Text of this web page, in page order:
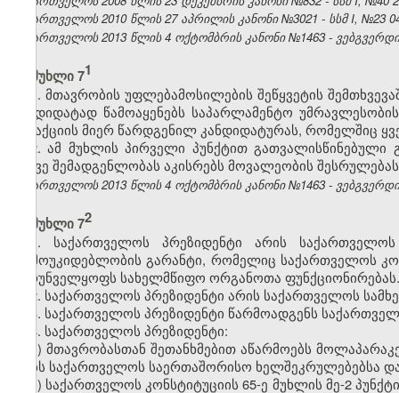
საქართველოს 2010 წლის 27 აპრილის კანონი №3021 - სსმ I, №23
საქართველოს 2013 წლის 4 ოქტომბრის კანონი №1463 -
მუხლი 7​1
1. მთავრობის უფლებამოსილების შეწყვეტის
კანდიდატად წამოაყენებს საპარლამენტო
ფრაქციის მიერ წარდგენილ კანდიდატურას, რომელშიც
2. ამ მუხლის პირველი პუნქტით გათვალისწინებული
იმავე შემადგენლობას აკისრებს მოვალეობის
საქართველოს 2013 წლის 4 ოქტომბრის კანონი №1463 -
მუხლი 7​2
1. საქართველოს პრეზიდენტი არის
დამოუკიდებლობის გარანტი, რომელიც საქართველოს
უზრუნველყოფს სახელმწიფო ორგანოთა ფუნქციონირებას.
2. საქართველოს პრეზიდენტი არის საქართველოს
3. საქართველოს პრეზიდენტი წარმოადგენს
4. საქართველოს პრეზიდენტი:
ა) მთავრობასთან შეთანხმებით აწარმოებს
დებს საქართველოს საერთაშორისო ხელშეკრულებებსა და
ბ) საქართველოს კონსტიტუციის 65-ე მუხლის მე-2